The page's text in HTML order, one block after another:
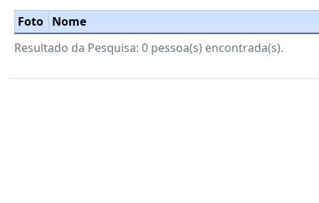
Foto Nome
Resultado da Pesquisa: 0 pessoa(s) encontrada(s).